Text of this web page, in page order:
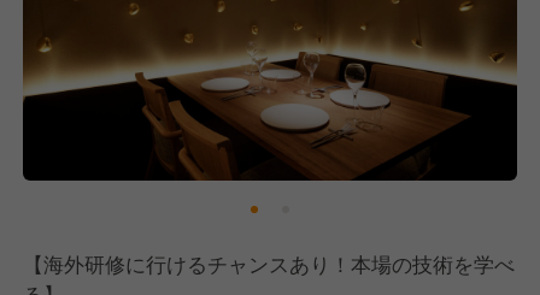
【海外研修に行けるチャンスあり！本場の技術を学べ